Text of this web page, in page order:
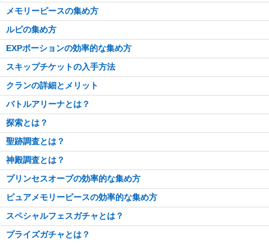
メモリーピースの集め方
ルピの集め方
EXPポーションの効率的な集め方
スキップチケットの入手方法
クランの詳細とメリット
バトルアリーナとは？
探索とは？
聖跡調査とは？
神殿調査とは？
プリンセスオーブの効率的な集め方
ピュアメモリーピースの効率的な集め方
スペシャルフェスガチャとは？
プライズガチャとは？